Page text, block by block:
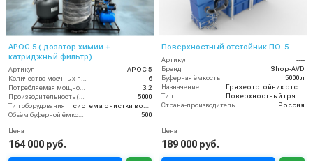
АРОС 5 ( дозатор химии +
катриджный фильтр)
Артикул
АРОС 5
Количество моечных постов (шт)
6
Потребляемая мощность (кВт)
3.2
Производительность (л/ч)
5000
Тип оборудования
система очистки воды
Объём буферной ёмкости (л)
500
Цена
164 000 руб.
Поверхностный отстойник ПО-5
Артикул
----
Бренд
Shop-AVD
Буферная ёмкость
5000 л
Назначение
Грязеотстойник отстойник для автомойки
Тип
Поверхностный грязеотстойник отстойник
Страна-производитель
Россия
Цена
189 000 руб.